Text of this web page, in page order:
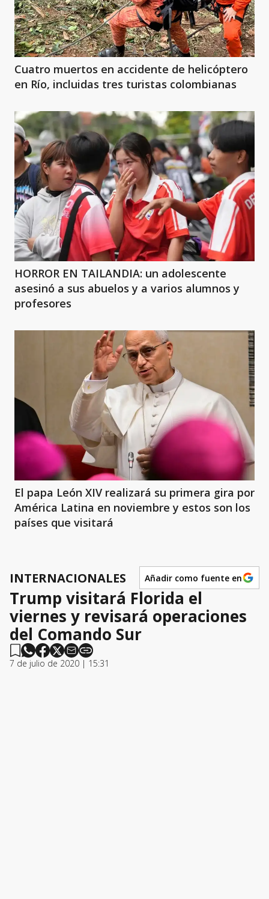
Cuatro muertos en accidente de helicóptero
en Río, incluidas tres turistas colombianas
HORROR EN TAILANDIA: un adolescente
asesinó a sus abuelos y a varios alumnos y
profesores
El papa León XIV realizará su primera gira por
América Latina en noviembre y estos son los
países que visitará
INTERNACIONALES Añadir como fuente en
Trump visitará Florida el
viernes y revisará operaciones
del Comando Sur
7 de julio de 2020 | 15:31